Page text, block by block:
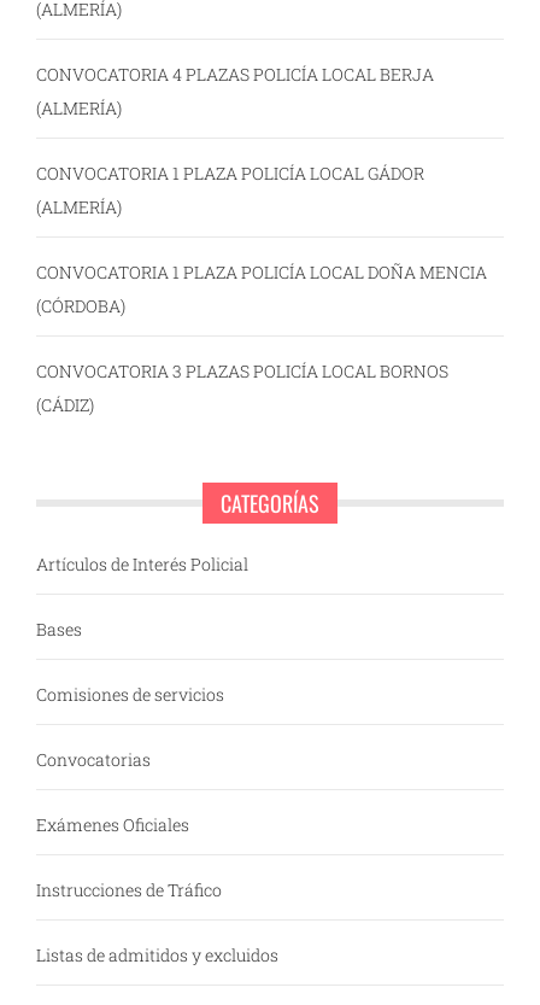
(ALMERÍA)
CONVOCATORIA 4 PLAZAS POLICÍA LOCAL BERJA
(ALMERÍA)
CONVOCATORIA 1 PLAZA POLICÍA LOCAL GÁDOR
(ALMERÍA)
CONVOCATORIA 1 PLAZA POLICÍA LOCAL DOÑA MENCIA
(CÓRDOBA)
CONVOCATORIA 3 PLAZAS POLICÍA LOCAL BORNOS
(CÁDIZ)
CATEGORÍAS
Artículos de Interés Policial
Bases
Comisiones de servicios
Convocatorias
Exámenes Oficiales
Instrucciones de Tráfico
Listas de admitidos y excluidos